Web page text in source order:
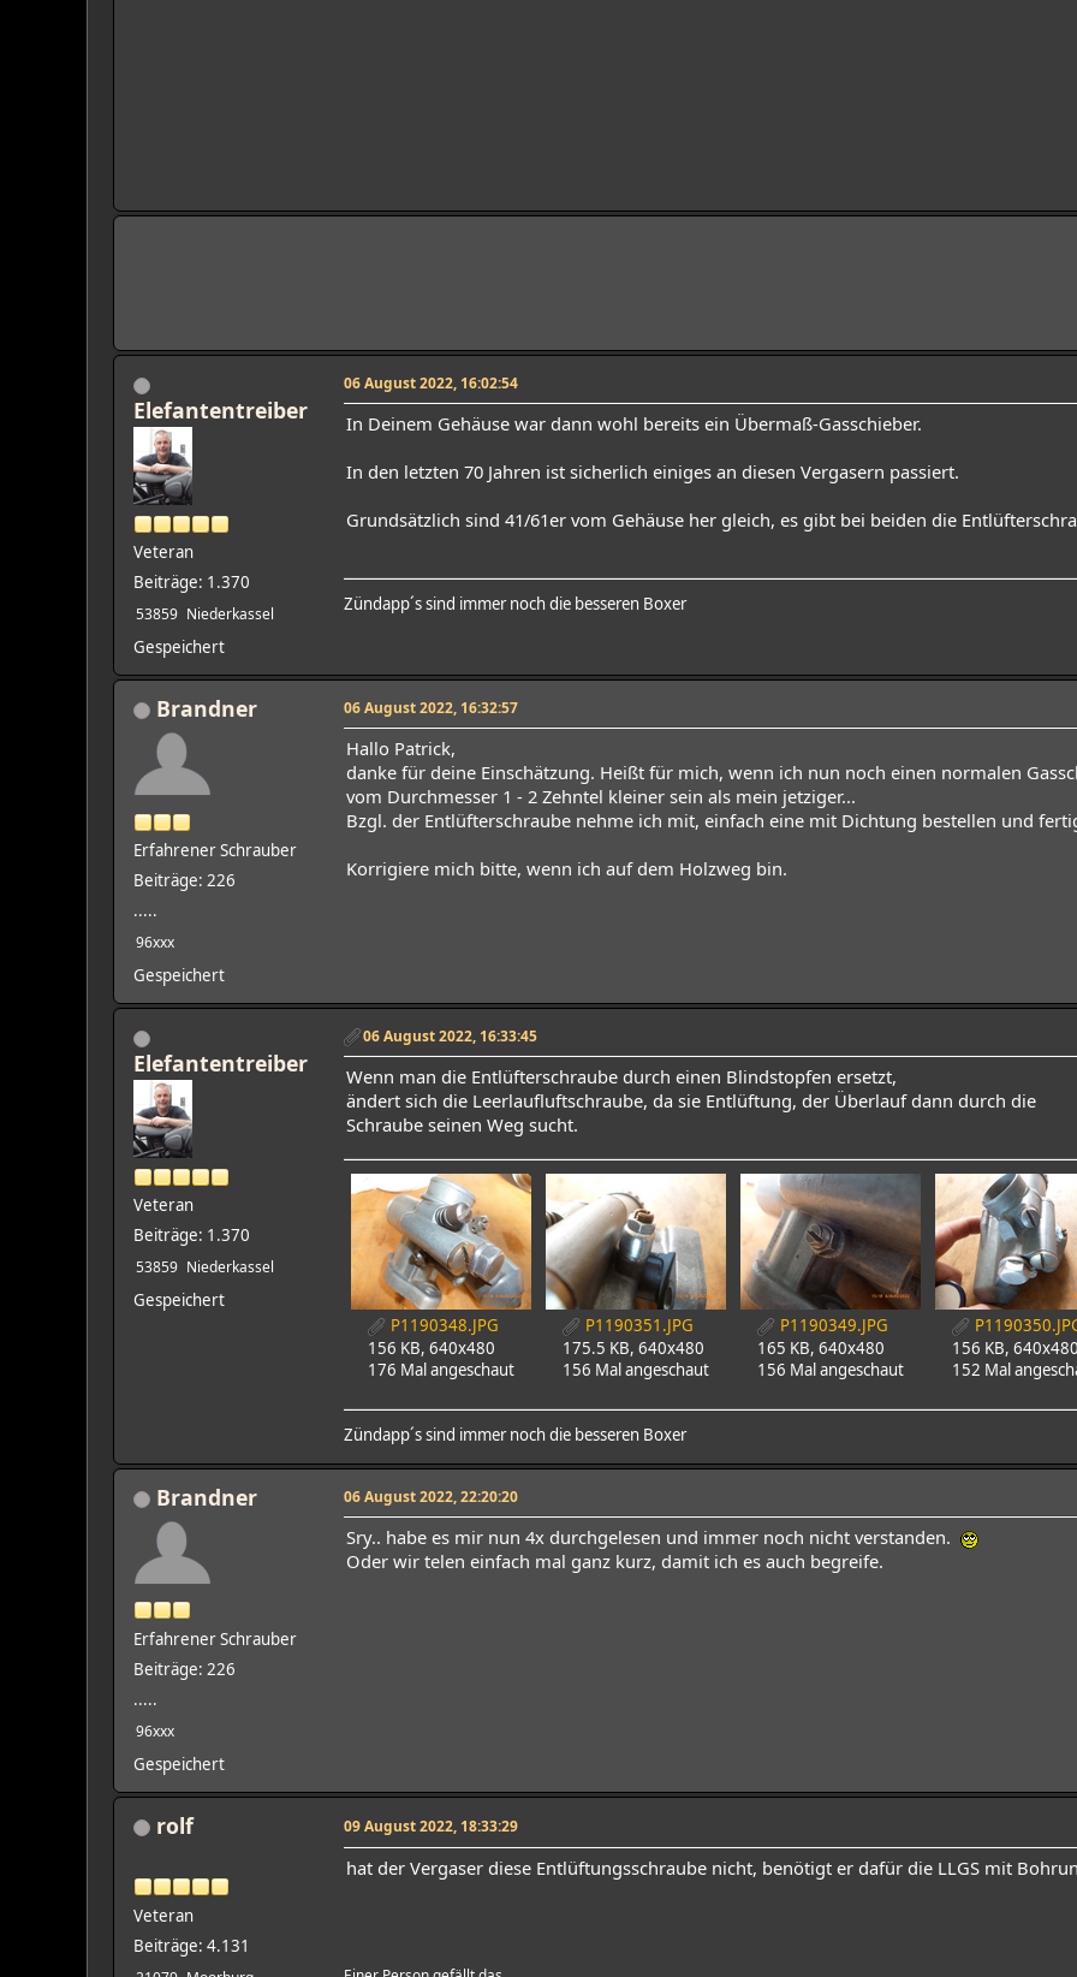
Elefantentreiber
Veteran
Beiträge: 1.370
53859 Niederkassel
Gespeichert
06 August 2022, 16:02:54
In Deinem Gehäuse war dann wohl bereits ein Übermaß-Gasschieber.
In den letzten 70 Jahren ist sicherlich einiges an diesen Vergasern passiert.
Grundsätzlich sind 41/61er vom Gehäuse her gleich, es gibt bei beiden die
Zündapp´s sind immer noch die besseren Boxer
Brandner
Erfahrener Schrauber
Beiträge: 226
.....
96xxx
Gespeichert
06 August 2022, 16:32:57
Hallo Patrick,
danke für deine Einschätzung. Heißt für mich, wenn ich nun noch einen normalen
vom Durchmesser 1 - 2 Zehntel kleiner sein als mein jetziger...
Bzgl. der Entlüfterschraube nehme ich mit, einfach eine mit Dichtung bestellen und
Korrigiere mich bitte, wenn ich auf dem Holzweg bin.
Elefantentreiber
Veteran
Beiträge: 1.370
53859 Niederkassel
Gespeichert
06 August 2022, 16:33:45
Wenn man die Entlüfterschraube durch einen Blindstopfen ersetzt,
ändert sich die Leerlaufluftschraube, da sie Entlüftung, der Überlauf dann durch die
Schraube seinen Weg sucht.
P1190348.JPG
156 KB, 640x480
176 Mal angeschaut
P1190351.JPG
175.5 KB, 640x480
156 Mal angeschaut
P1190349.JPG
165 KB, 640x480
156 Mal angeschaut
156 KB,
152 Mal
Zündapp´s sind immer noch die besseren Boxer
Brandner
Erfahrener Schrauber
Beiträge: 226
.....
96xxx
Gespeichert
06 August 2022, 22:20:20
Sry.. habe es mir nun 4x durchgelesen und immer noch nicht verstanden.
Oder wir telen einfach mal ganz kurz, damit ich es auch begreife.
rolf
Veteran
Beiträge: 4.131
09 August 2022, 18:33:29
hat der Vergaser diese Entlüftungsschraube nicht, benötigt er dafür die LLGS mit